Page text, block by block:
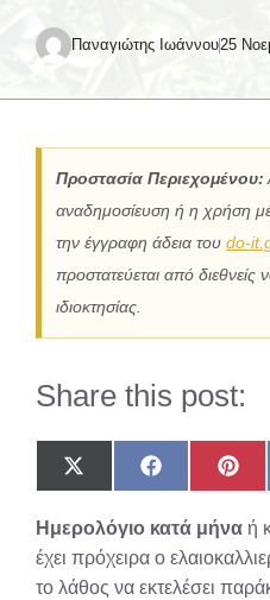
Παναγιώτης Ιωάννου25
Προστασία Περιεχομένου:
αναδημοσίευση ή η χρήση
την έγγραφη άδεια του do-
προστατεύεται από διεθνείς
ιδιοκτησίας.
Share this post:
Share
on
(Twitter)
Share
on
Share
on
Ημερολόγιο κατά μήνα ή
έχει πρόχειρα ο
το λάθος να εκτελέσει